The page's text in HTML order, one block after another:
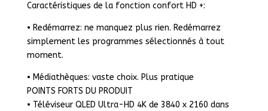
Caractéristiques de la fonction confort HD +:
• Redémarrez: ne manquez plus rien. Redémarrez
simplement les programmes sélectionnés à tout
moment.
• Médiathèques: vaste choix. Plus pratique
POINTS FORTS DU PRODUIT
• Téléviseur QLED Ultra-HD 4K de 3840 x 2160 dans